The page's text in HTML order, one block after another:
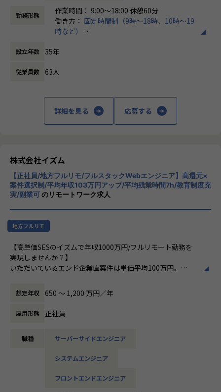
CTOがITコンサルでもあり、社内から希望者を募っていま
す。
ゆくゆくはPMの先、ビジネスにおけるシステム開発の全容
を把握し最適なソリューションを提案するITコンサルティン
グといった最上流工程へキャリアアップする道があります。
★業務について★
・プロジェクト関係者との各種調整、折衝
ションおよびネゴシエーション
・プロジェクトにおけるマネジメント全般
★望ましいスキル/経験 ※すべてを満たしていなくても大丈
夫です！★
・プログラマーとしての開発経験3年以上
・Webシステム開発における要件定義からリリースまで一連
の業務経験
・要件定義、基本設計、詳細設計の経験
・進捗管理、課題管理打ち合わせの経験
・ベンダーコントロールの経験
・SAPのpj経験
・ネイティブアプリ開発の経験
・コードレビュー経験
・PMBOKに則ったプロジェクトマネジメントのご経験また
勤務形態
作業時間： 9:00～18:00 休憩60分
働き方： 固定時間制（9時～18時、10時～19
時など）
休憩時間： 60分
設立年数 35年
従業員数 63人
詳細を見る 応募する
株式会社イズム
【正社員/地方フルリモ/フルスタックWebエンジニア】高還元×
案件選択制/平均年収103万円アップ/平均残業時間7h/教育制度充
実/副業可のリモートワーク求人
地方フルリモ
【高単価SESのイズムで年収1000万円/フルリモート勤務を
実現しませんか？】
いただいているエンド企業直案件は単価平均100万円。
エンジニア社員では足らずパートナー企業に頼る場合も多く
あります。
そのためエンド企業案件をお願いできるスキルの高いITエン
ジニアを募集しています。
【リモート勤務×自由に案件を選べる案件選択制度×単価評
3000社以上とのコネクションにより豊富な案件が日々届いて
想定年収 650 〜 1,200 万円／年
雇用形態 正社員
職種 サーバーサイドエンジニア
システムエンジニア
フロントエンドエンジニア